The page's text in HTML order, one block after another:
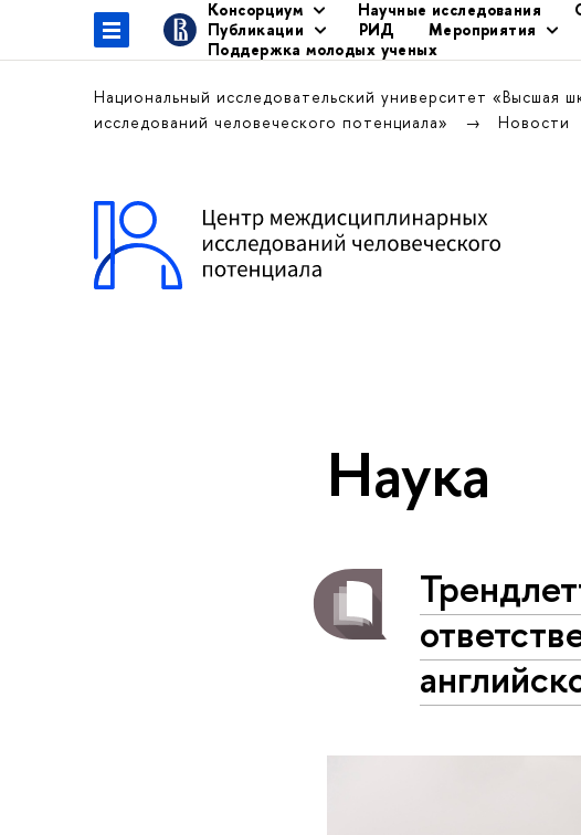
Консорциум Научные исследования
Публикации
РИД Мероприятия
Поддержка молодых ученых
Национальный исследовательский университет «Высшая
исследований человеческого потенциала»
Новости
Наука